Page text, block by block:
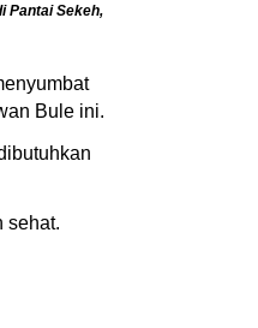
Pantai Sekeh,
Bule ini.
sehat.